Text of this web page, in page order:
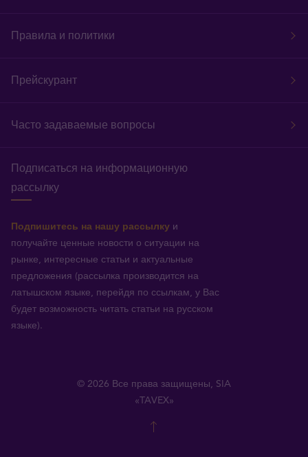
Правила и политики
Прейскурант
Часто задаваемые вопросы
Подписаться на информационную
рассылку
Подпишитесь на нашу рассылку и
получайте ценные новости о ситуации на
рынке, интересные статьи и актуальные
предложения (рассылка производится на
латышском языке, перейдя по ссылкам, у Вас
будет возможность читать статьи на русском
языке).
© 2026 Все права защищены, SIA
«TAVEX»